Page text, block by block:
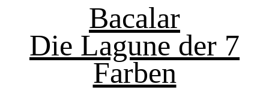
Bacalar
Die Lagune der 7
Farben